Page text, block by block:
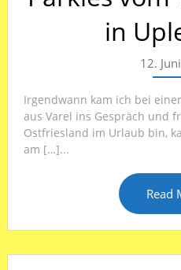
in
12.
Irgendwann kam ich bei
aus Varel ins Gespräch und
Ostfriesland im Urlaub bin,
am […]...
Read